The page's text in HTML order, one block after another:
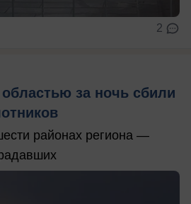
2
за ночь сбили
районах региона —